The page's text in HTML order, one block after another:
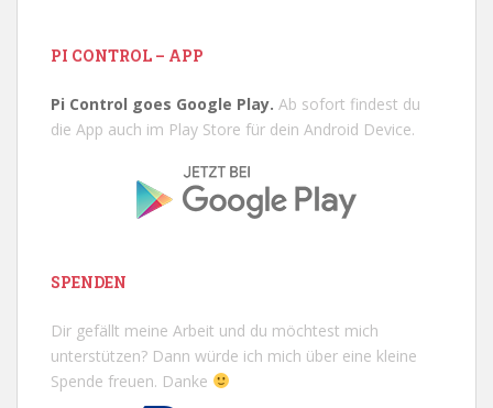
PI CONTROL – APP
Pi Control goes Google Play. Ab sofort findest du
die App auch im Play Store für dein Android Device.
SPENDEN
Dir gefällt meine Arbeit und du möchtest mich
unterstützen? Dann würde ich mich über eine kleine
Spende freuen. Danke